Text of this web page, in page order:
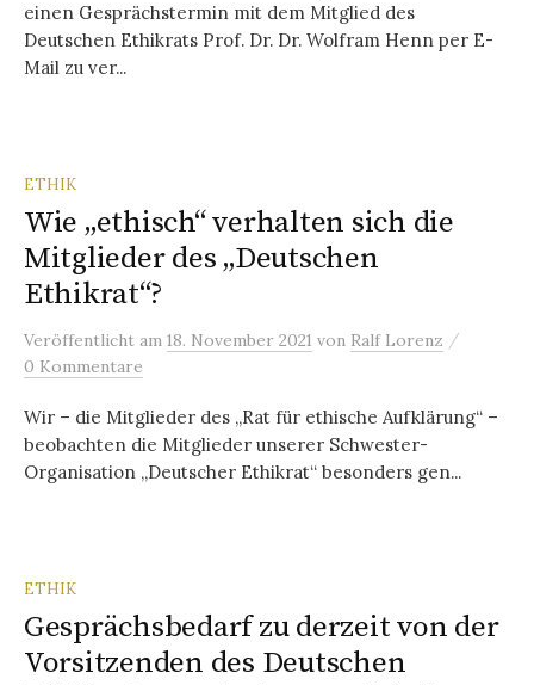
einen Gesprächstermin mit dem Mitglied des
Deutschen Ethikrats Prof. Dr. Dr. Wolfram Henn per E-
Mail zu ver...
ETHIK
Wie „ethisch“ verhalten sich die
Mitglieder des „Deutschen
Ethikrat“?
Veröffentlicht am 18. November 2021 von Ralf Lorenz /
0 Kommentare
Wir – die Mitglieder des „Rat für ethische Aufklärung“ –
beobachten die Mitglieder unserer Schwester-
Organisation „Deutscher Ethikrat“ besonders gen...
ETHIK
Gesprächsbedarf zu derzeit von der
Vorsitzenden des Deutschen